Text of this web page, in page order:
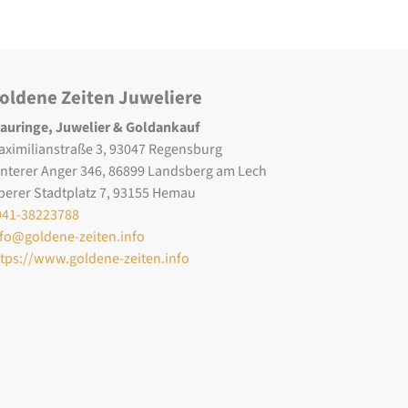
Zeiten Juweliere
Juwelier & Goldankauf
3, 93047 Regensburg
Anger 346, 86899 Landsberg am Lech
Stadtplatz 7, 93155 Hemau
38223788
zeiten.info
www.goldene-zeiten.info